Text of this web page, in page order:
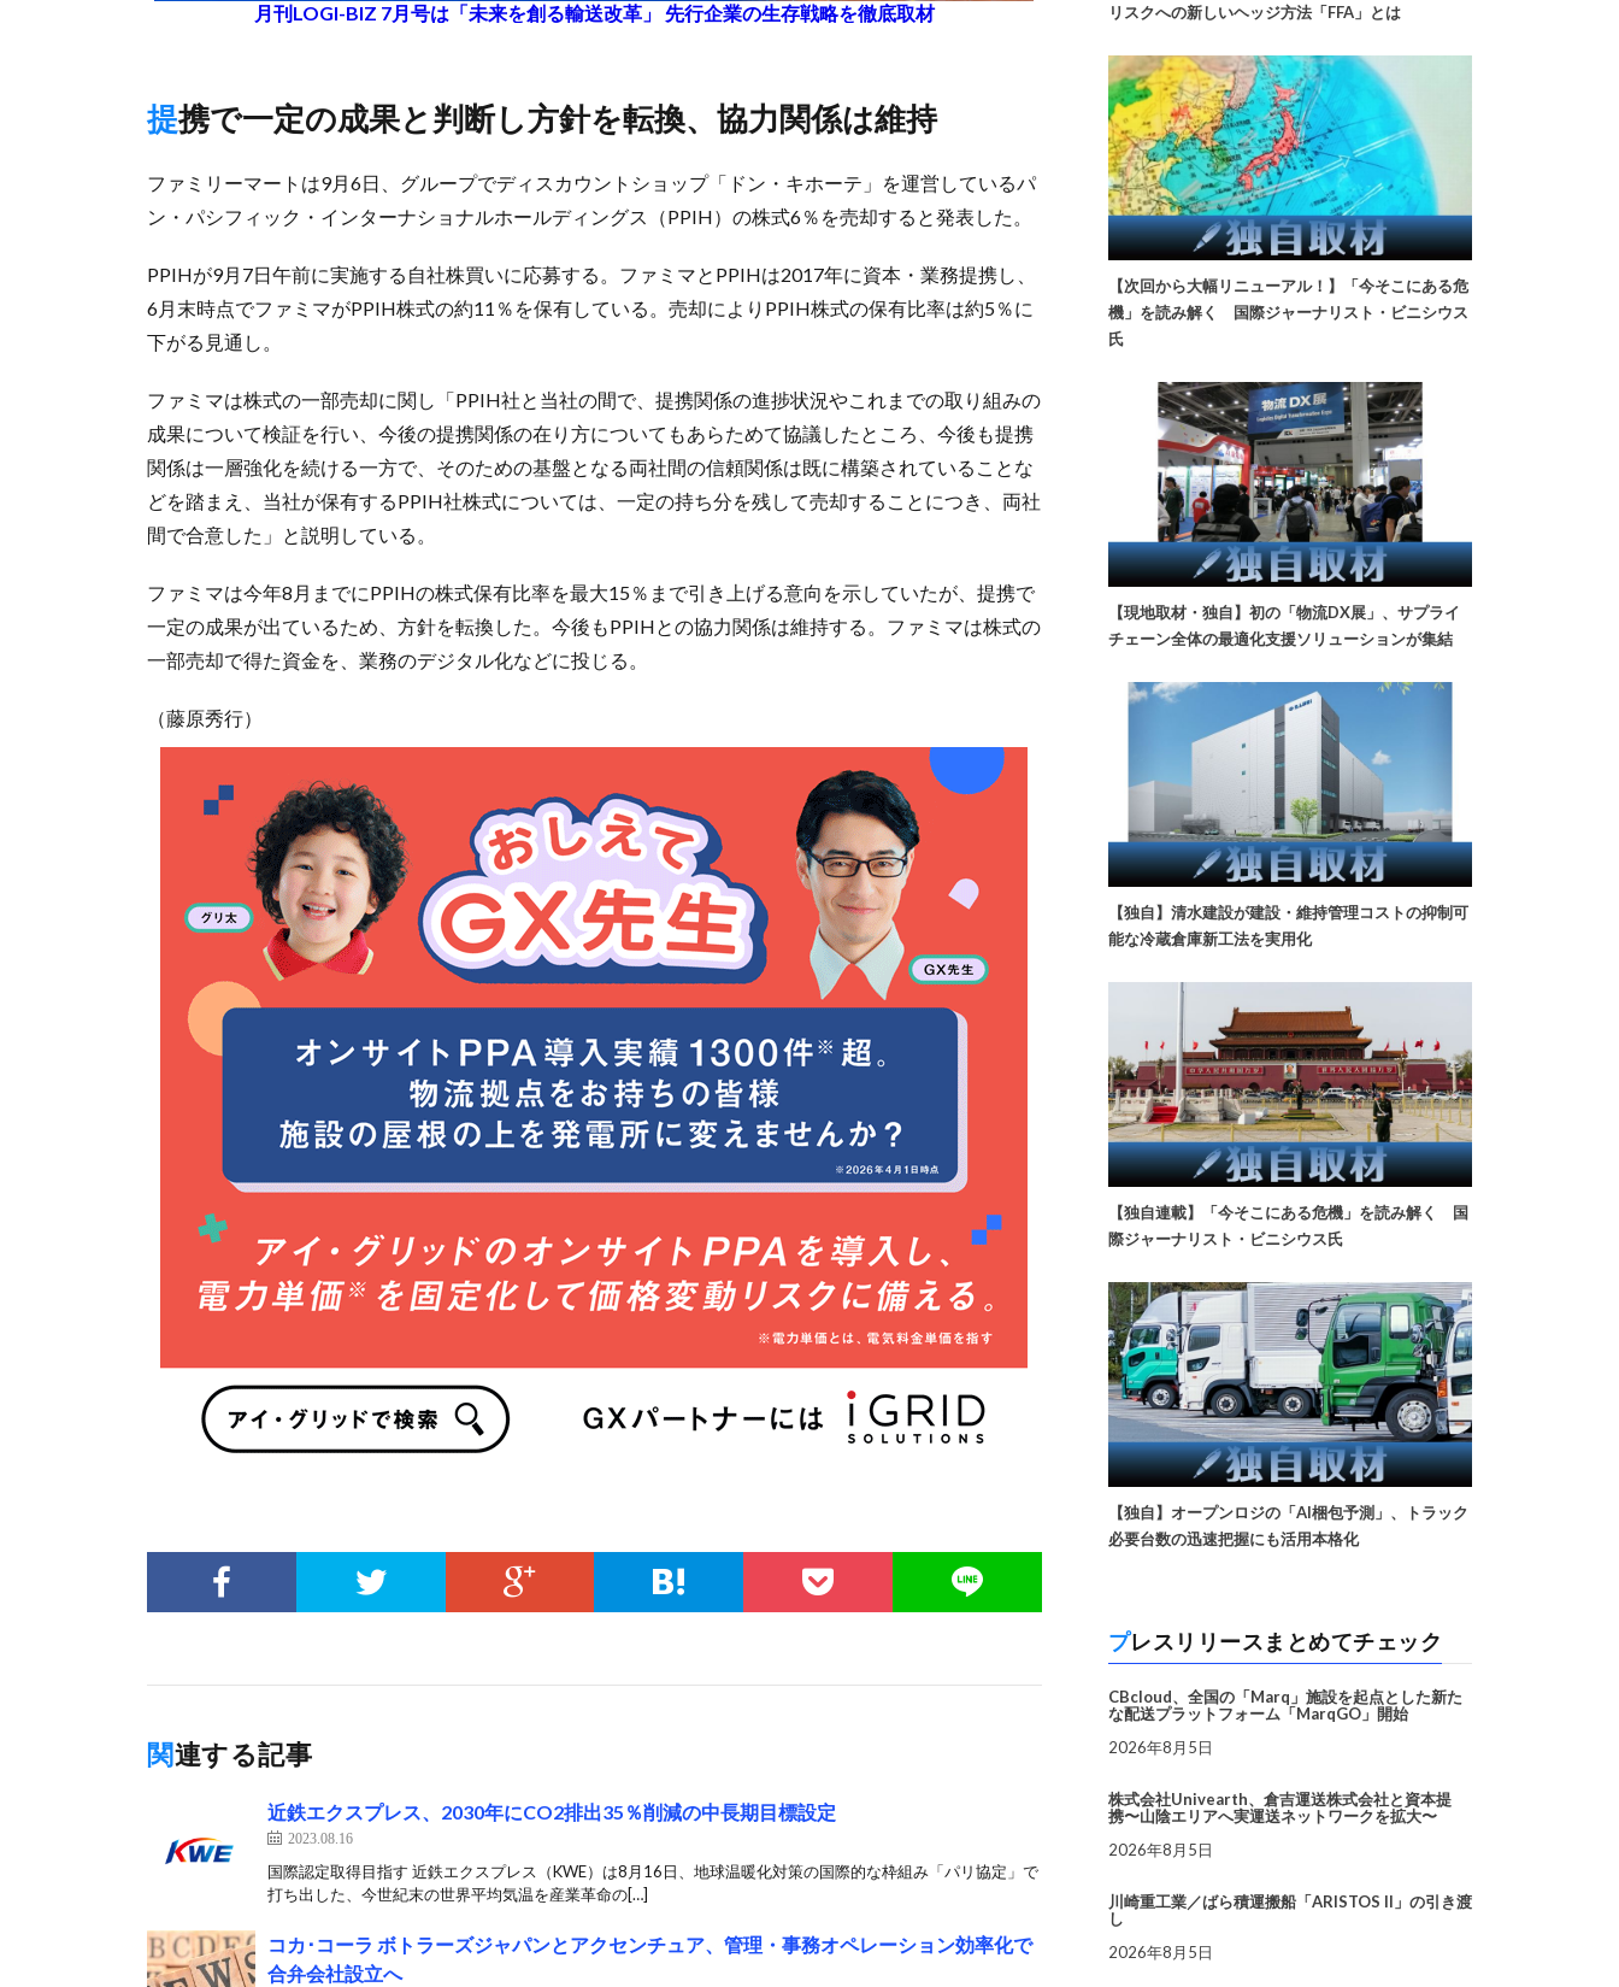
月刊LOGI-BIZ 7月号は「未来を創る輸送改革」 先行企業の生存戦略を徹底取材
提携で一定の成果と判断し方針を転換、協力関係は維持
ファミリーマートは9月6日、グループでディスカウントショップ「ドン・キホーテ」を運営しているパ
ン・パシフィック・インターナショナルホールディングス（PPIH）の株式6％を売却すると発表した。
PPIHが9月7日午前に実施する自社株買いに応募する。ファミマとPPIHは2017年に資本・業務提携し、
6月末時点でファミマがPPIH株式の約11％を保有している。売却によりPPIH株式の保有比率は約5％に
下がる見通し。
ファミマは株式の一部売却に関し「PPIH社と当社の間で、提携関係の進捗状況やこれまでの取り組みの
成果について検証を行い、今後の提携関係の在り方についてもあらためて協議したところ、今後も提携
関係は一層強化を続ける一方で、そのための基盤となる両社間の信頼関係は既に構築されていることな
どを踏まえ、当社が保有するPPIH社株式については、一定の持ち分を残して売却することにつき、両社
間で合意した」と説明している。
ファミマは今年8月までにPPIHの株式保有比率を最大15％まで引き上げる意向を示していたが、提携で
一定の成果が出ているため、方針を転換した。今後もPPIHとの協力関係は維持する。ファミマは株式の
一部売却で得た資金を、業務のデジタル化などに投じる。
（藤原秀行）
関連する記事
近鉄エクスプレス、2030年にCO2排出35％削減の中長期目標設定
2023.08.16
国際認定取得目指す 近鉄エクスプレス（KWE）は8月16日、地球温暖化対策の国際的な枠組み「パリ協定」で
打ち出した、今世紀末の世界平均気温を産業革命の[…]
コカ･コーラ ボトラーズジャパンとアクセンチュア、管理・事務オペレーション効率化で
合弁会社設立へ
リスクへの新しいヘッジ方法「FFA」とは
【次回から大幅リニューアル！】「今そこにある危
機」を読み解く 国際ジャーナリスト・ビニシウス
氏
【現地取材・独自】初の「物流DX展」、サプライ
チェーン全体の最適化支援ソリューションが集結
【独自】清水建設が建設・維持管理コストの抑制可
能な冷蔵倉庫新工法を実用化
【独自連載】「今そこにある危機」を読み解く 国
際ジャーナリスト・ビニシウス氏
【独自】オープンロジの「AI梱包予測」、トラック
必要台数の迅速把握にも活用本格化
プレスリリースまとめてチェック
CBcloud、全国の「Marq」施設を起点とした新た
な配送プラットフォーム「MarqGO」開始
2026年8月5日
株式会社Univearth、倉吉運送株式会社と資本提
携〜山陰エリアへ実運送ネットワークを拡大〜
2026年8月5日
川崎重工業／ばら積運搬船「ARISTOS II」の引き渡
し
2026年8月5日